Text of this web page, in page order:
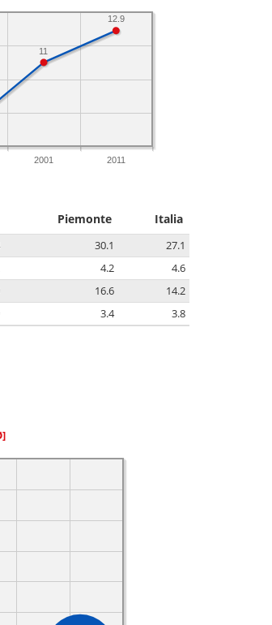
2001 2011
12.9
11
Piemonte Italia
30.1
27.1
4.2
4.6
16.6
14.2
3.4 3.8